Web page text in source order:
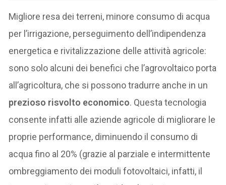
Migliore resa dei terreni, minore consumo di acqua
per l’irrigazione, perseguimento dell’indipendenza
energetica e rivitalizzazione delle attività agricole:
sono solo alcuni dei benefici che l’agrovoltaico porta
all’agricoltura, che si possono tradurre anche in un
prezioso risvolto economico. Questa tecnologia
consente infatti alle aziende agricole di migliorare le
proprie performance, diminuendo il consumo di
acqua fino al 20% (grazie al parziale e intermittente
ombreggiamento dei moduli fotovoltaici, infatti, il